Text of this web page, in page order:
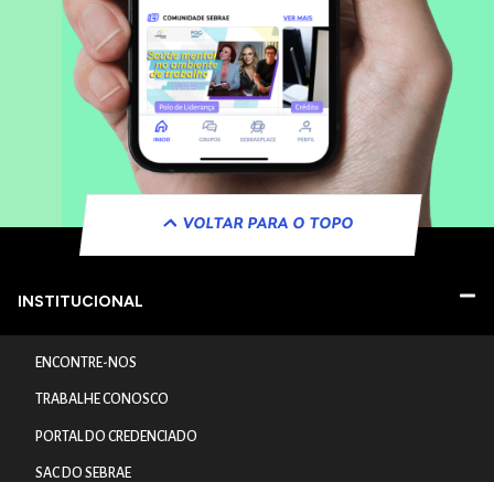
VOLTAR PARA O TOPO
INSTITUCIONAL
ENCONTRE-NOS
TRABALHE CONOSCO
PORTAL DO CREDENCIADO
SAC DO SEBRAE